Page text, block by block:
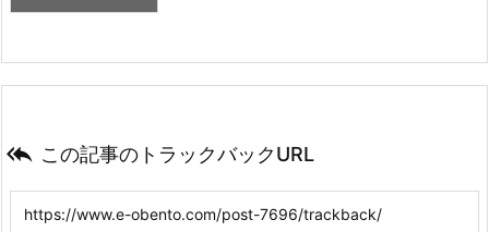
 この記事のトラックバックURL